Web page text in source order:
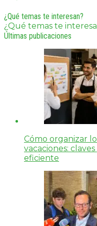
¿Qué temas te interesan?
¿Qué temas te
Últimas publicaciones
Cómo organizar
vacaciones:
eficiente